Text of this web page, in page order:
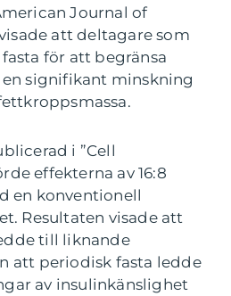
Journal of
att deltagare som
för att begränsa
signifikant minskning
i ”Cell
effekterna av 16:8
en konventionell
Resultaten visade att
till liknande
att periodisk fasta ledde
av insulinkänslighet